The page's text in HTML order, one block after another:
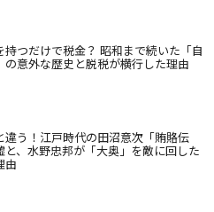
持つだけで税金？ 昭和まで続いた「自
の意外な歴史と脱税が横行した理由
違う！江戸時代の田沼意次「賄賂伝
と、水野忠邦が「大奥」を敵に回した
由